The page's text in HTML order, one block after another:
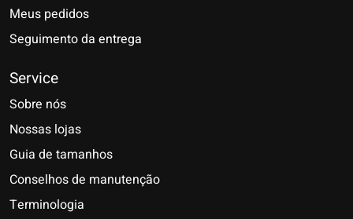
Meus pedidos
Seguimento da entrega
Service
Sobre nós
Nossas lojas
Guia de tamanhos
Conselhos de manutenção
Terminologia